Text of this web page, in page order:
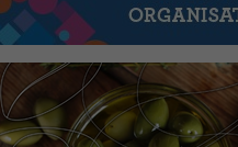
juli 29, 2022